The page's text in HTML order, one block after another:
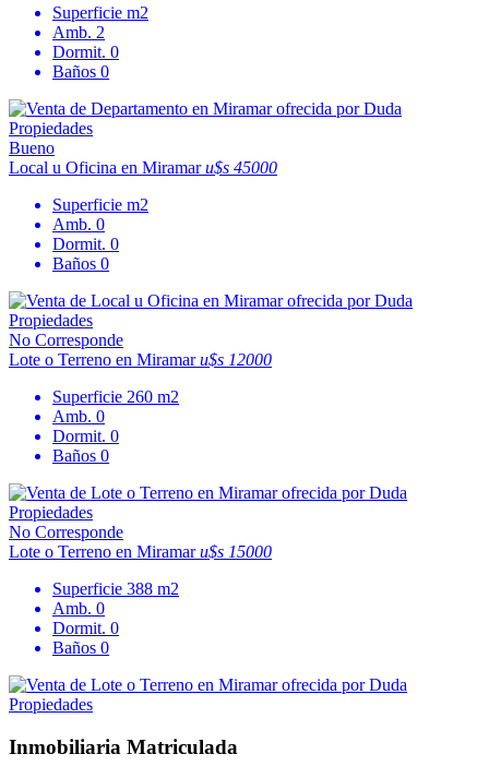
Superficie m2
Amb. 2
Dormit. 0
Baños 0
Bueno
Local u Oficina en Miramaru$s 45000
Superficie m2
Amb. 0
Dormit. 0
Baños 0
No Corresponde
Lote o Terreno en Miramaru$s 12000
Superficie 260 m2
Amb. 0
Dormit. 0
Baños 0
No Corresponde
Lote o Terreno en Miramaru$s 15000
Superficie 388 m2
Amb. 0
Dormit. 0
Baños 0
Inmobiliaria Matriculada